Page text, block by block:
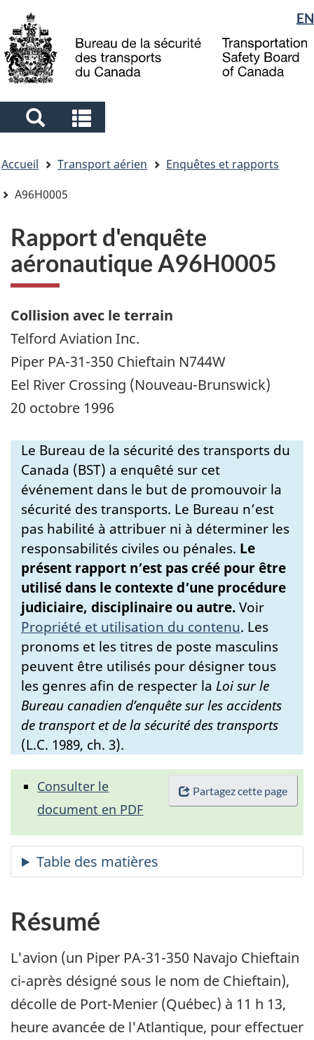
to
main
to
"About
government"
à
la
Sélection
de
la
langue
EN
Search
and
menus
and
menus
êtes
ici
Accueil Transport aérien
Enquêtes et rapports
A96H0005
Rapport d'enquête
aéronautique A96H0005
Collision avec le terrain
Telford Aviation Inc.
Piper PA-31-350 Chieftain N744W
Eel River Crossing (Nouveau-Brunswick)
20 octobre 1996
Le Bureau de la sécurité des transports du
Canada (BST) a enquêté sur cet
événement dans le but de promouvoir la
sécurité des transports. Le Bureau n’est
pas habilité à attribuer ni à déterminer les
responsabilités civiles ou pénales. Le
présent rapport n’est pas créé pour être
utilisé dans le contexte d’une procédure
judiciaire, disciplinaire ou autre.Voir
Propriété et utilisation du contenu. Les
pronoms et les titres de poste masculins
peuvent être utilisés pour désigner tous
les genres afin de respecter la Loi sur le
Bureau canadien d’enquête sur les accidents
de transport et de la sécurité des transports
(L.C. 1989, ch. 3).
Partagez cette page
Consulter le
document en PDF
Résumé
L'avion (un Piper PA-31-350 Navajo Chieftain
ci-après désigné sous le nom de Chieftain),
décolle de Port-Menier (Québec) à 11 h 13,
heure avancée de l'Atlantique, pour effectuer